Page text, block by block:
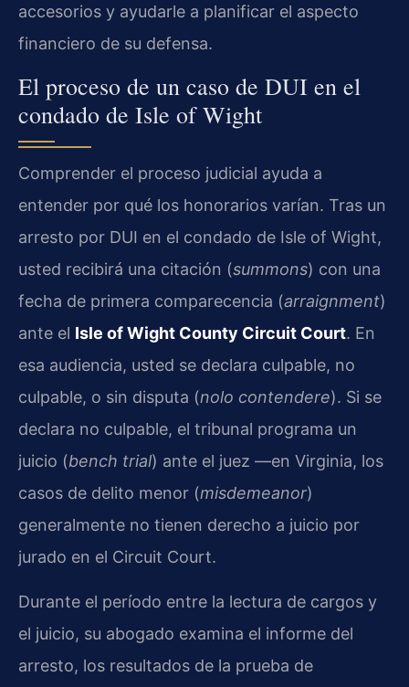
accesorios y ayudarle a planificar el aspecto
financiero de su defensa.
El proceso de un caso de DUI en el
condado de Isle of Wight
Comprender el proceso judicial ayuda a
entender por qué los honorarios varían. Tras un
arresto por DUI en el condado de Isle of Wight,
usted recibirá una citación (summons) con una
fecha de primera comparecencia (arraignment)
ante el Isle of Wight County Circuit Court. En
esa audiencia, usted se declara culpable, no
culpable, o sin disputa (nolo contendere). Si se
declara no culpable, el tribunal programa un
juicio (bench trial) ante el juez —en Virginia, los
casos de delito menor (misdemeanor)
generalmente no tienen derecho a juicio por
jurado en el Circuit Court.
Durante el período entre la lectura de cargos y
el juicio, su abogado examina el informe del
arresto, los resultados de la prueba de